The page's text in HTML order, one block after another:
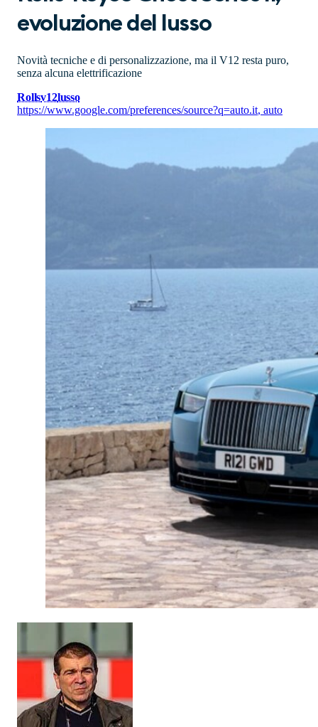
evoluzione del lusso
Novità tecniche e di personalizzazione, ma il V12 resta puro,
senza alcuna elettrificazione
Rollsv12lusso
https://www.google.com/preferences/source?q=auto.it, auto